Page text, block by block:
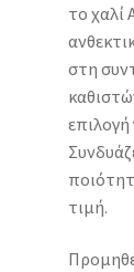
το χαλί
στη
επιλογή
τιμή.